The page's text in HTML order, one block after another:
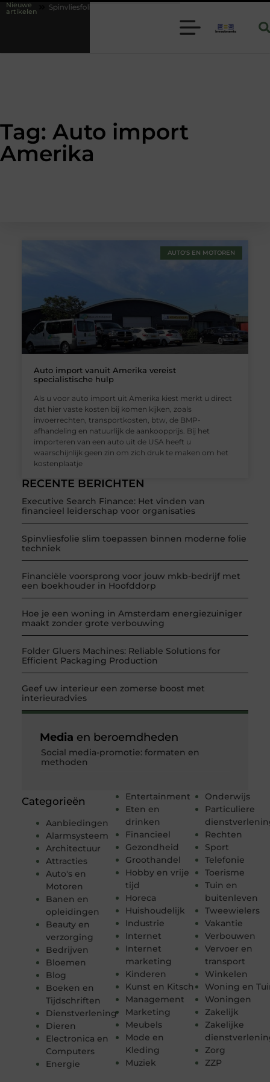
Nieuwe
artikelenSpinvliesfolie slim toepassen binnen moderne folie techniek
Tag: Auto import
Amerika
RECENTE BERICHTEN
Executive Search Finance: Het vinden van
financieel leiderschap voor organisaties
Spinvliesfolie slim toepassen binnen moderne folie
techniek
Financiële voorsprong voor jouw mkb-bedrijf met
een boekhouder in Hoofddorp
Hoe je een woning in Amsterdam energiezuiniger
maakt zonder grote verbouwing
Folder Gluers Machines: Reliable Solutions for
Efficient Packaging Production
Geef uw interieur een zomerse boost met
interieuradvies
Categorieën
Aanbiedingen
Alarmsysteem
Architectuur
Attracties
Auto's en
Motoren
Banen en
opleidingen
Beauty en
verzorging
Bedrijven
Bloemen
Blog
Boeken en
Tijdschriften
Dienstverlening
Dieren
Electronica en
Computers
Energie
Entertainment
Eten en
drinken
Financieel
Gezondheid
Groothandel
Hobby en vrije
tijd
Horeca
Huishoudelijk
Industrie
Internet
Internet
marketing
Kinderen
Kunst en Kitsch
Management
Marketing
Meubels
Mode en
Kleding
Muziek
Onderwijs
Particuliere
Rechten
Sport
Telefonie
Toerisme
Tuin en
buitenleven
Tweewielers
Vakantie
Verbouwen
Vervoer en
transport
Winkelen
Woning en
Woningen
Zakelijk
Zakelijke
Zorg
ZZP
Media en beroemdheden
Social media-promotie: formaten en
methoden
AUTO'S EN MOTOREN
Auto import vanuit Amerika vereist
specialistische hulp
Als u voor auto import uit Amerika kiest merkt u direct
dat hier vaste kosten bij komen kijken, zoals
invoerrechten, transportkosten, btw, de BMP-
afhandeling en natuurlijk de aankoopprijs. Bij het
importeren van een auto uit de USA heeft u
waarschijnlijk geen zin om zich druk te maken om het
kostenplaatje